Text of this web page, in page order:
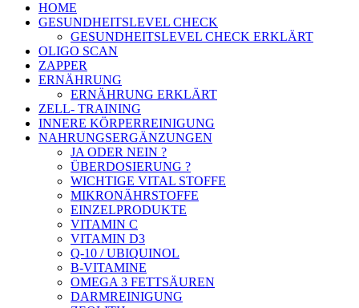
HOME
GESUNDHEITSLEVEL CHECK
GESUNDHEITSLEVEL CHECK ERKLÄRT
OLIGO SCAN
ZAPPER
ERNÄHRUNG
ERNÄHRUNG ERKLÄRT
ZELL- TRAINING
INNERE KÖRPERREINIGUNG
NAHRUNGSERGÄNZUNGEN
JA ODER NEIN ?
ÜBERDOSIERUNG ?
WICHTIGE VITAL STOFFE
MIKRONÄHRSTOFFE
EINZELPRODUKTE
VITAMIN C
VITAMIN D3
Q-10 / UBIQUINOL
B-VITAMINE
OMEGA 3 FETTSÄUREN
DARMREINIGUNG